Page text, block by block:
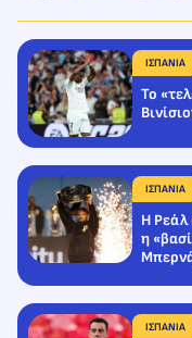
ΙΣΠΑΝΙΑ
Το
ΙΣΠΑΝΙΑ
Η Ρεάλ
η
ΙΣΠΑΝΙΑ